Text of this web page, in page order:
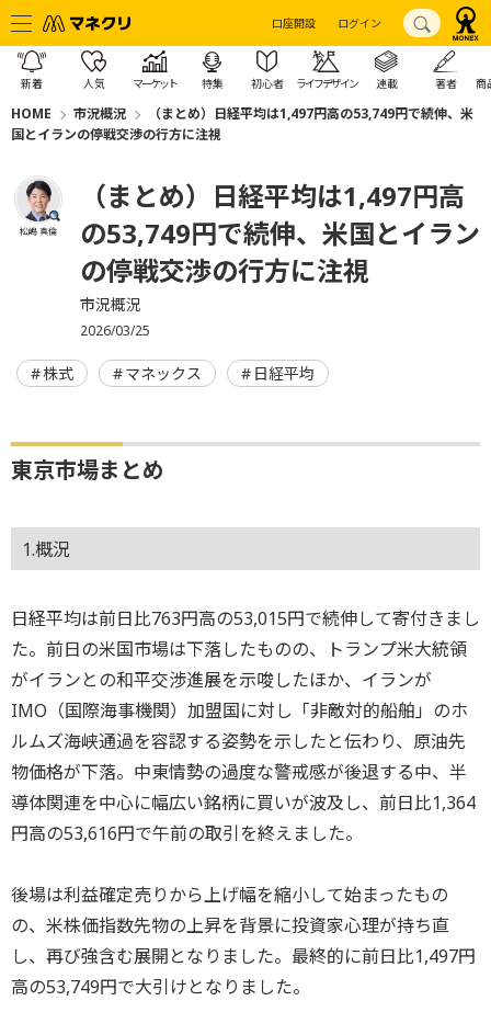
口座開設 ログイン
新着 人気 マーケット 特集 初心者 ライフデザイン 連載 著者 商
HOME 市況概況
（まとめ）日経平均は1,497円高の53,749円で続伸、米
国とイランの停戦交渉の行方に注視
松嶋 真倫
（まとめ）日経平均は1,497円高
の53,749円で続伸、米国とイラン
の停戦交渉の行方に注視
市況概況
2026/03/25
株式 マネックス 日経平均
東京市場まとめ
1.概況
日経平均は前日比763円高の53,015円で続伸して寄付きまし
た。前日の米国市場は下落したものの、トランプ米大統領
がイランとの和平交渉進展を示唆したほか、イランが
IMO（国際海事機関）加盟国に対し「非敵対的船舶」のホ
ルムズ海峡通過を容認する姿勢を示したと伝わり、原油先
物価格が下落。中東情勢の過度な警戒感が後退する中、半
導体関連を中心に幅広い銘柄に買いが波及し、前日比1,364
円高の53,616円で午前の取引を終えました。
後場は利益確定売りから上げ幅を縮小して始まったもの
の、米株価指数先物の上昇を背景に投資家心理が持ち直
し、再び強含む展開となりました。最終的に前日比1,497円
高の53,749円で大引けとなりました。